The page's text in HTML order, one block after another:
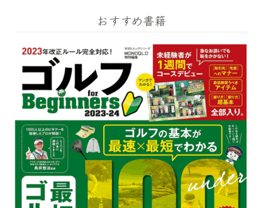
おすすめ書籍